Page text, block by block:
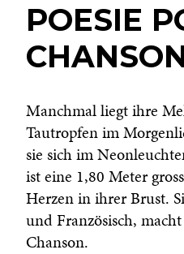
POESIE
Manchmal liegt ihre
Tautropfen im
sie sich im
ist eine 1,80 Meter
Herzen in ihrer Brust.
und Französisch,
Chanson.